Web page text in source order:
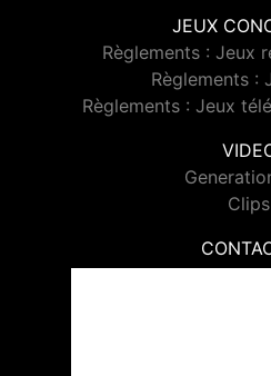
JEUX
Règlements : Jeux
Règlements :
Règlements : Jeux
Clips
Contacter